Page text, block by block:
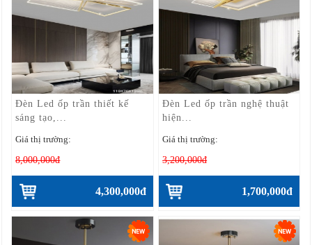
Đèn Led ốp trần thiết kế
sáng tạo,...
Giá thị trường:
8,000,000đ
4,300,000đ
Đèn Led ốp trần nghệ thuật
hiện...
Giá thị trường:
3,200,000đ
1,700,000đ